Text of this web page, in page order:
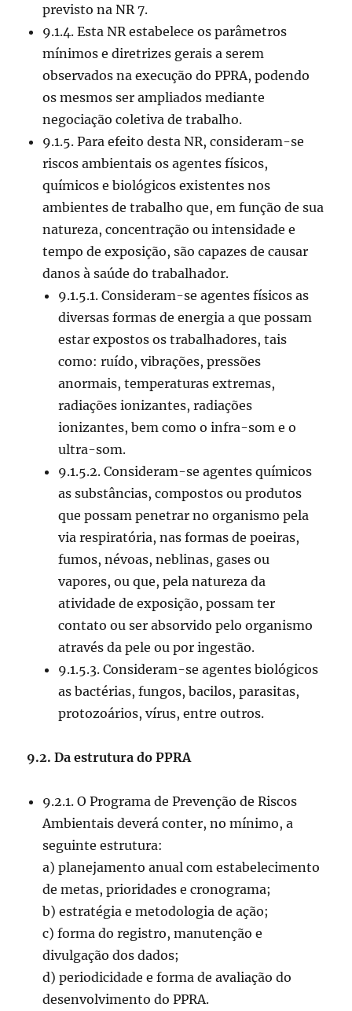
previsto na NR 7.
9.1.4. Esta NR estabelece os parâmetros
mínimos e diretrizes gerais a serem
observados na execução do PPRA, podendo
os mesmos ser ampliados mediante
negociação coletiva de trabalho.
9.1.5. Para efeito desta NR, consideram-se
riscos ambientais os agentes físicos,
químicos e biológicos existentes nos
ambientes de trabalho que, em função de sua
natureza, concentração ou intensidade e
tempo de exposição, são capazes de causar
danos à saúde do trabalhador.
9.1.5.1. Consideram-se agentes físicos as
diversas formas de energia a que possam
estar expostos os trabalhadores, tais
como: ruído, vibrações, pressões
anormais, temperaturas extremas,
radiações ionizantes, radiações
ionizantes, bem como o infra-som e o
ultra-som.
9.1.5.2. Consideram-se agentes químicos
as substâncias, compostos ou produtos
que possam penetrar no organismo pela
via respiratória, nas formas de poeiras,
fumos, névoas, neblinas, gases ou
vapores, ou que, pela natureza da
atividade de exposição, possam ter
contato ou ser absorvido pelo organismo
através da pele ou por ingestão.
9.1.5.3. Consideram-se agentes biológicos
as bactérias, fungos, bacilos, parasitas,
protozoários, vírus, entre outros.
9.2. Da estrutura do PPRA
9.2.1. O Programa de Prevenção de Riscos
Ambientais deverá conter, no mínimo, a
seguinte estrutura:
a) planejamento anual com estabelecimento
de metas, prioridades e cronograma;
b) estratégia e metodologia de ação;
c) forma do registro, manutenção e
divulgação dos dados;
d) periodicidade e forma de avaliação do
desenvolvimento do PPRA.